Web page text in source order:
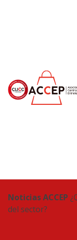
Noticias ACCEP
del sector?